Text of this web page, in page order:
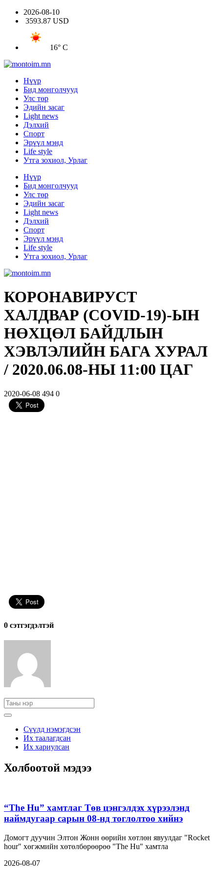
2026-08-10
3593.87 USD
16° C
Нүүр
Бид монголчууд
Улс төр
Эдийн засаг
Light news
Дэлхий
Спорт
Эрүүл мэнд
Life style
Утга зохиол, Урлаг
Нүүр
Бид монголчууд
Улс төр
Эдийн засаг
Light news
Дэлхий
Спорт
Эрүүл мэнд
Life style
Утга зохиол, Урлаг
КОРОНАВИРУСТ
ХАЛДВАР (COVID-19)-ЫН
НӨХЦӨЛ БАЙДЛЫН
ХЭВЛЭЛИЙН БАГА ХУРАЛ
/ 2020.06.08-НЫ 11:00 ЦАГ
2020-06-08 494 0
0 cэтгэгдэлтэй
Сүүлд нэмэгдсэн
Их таалагдсан
Их хариулсан
Холбоотой мэдээ
“The Hu” хамтлаг Төв цэнгэлдэх хүрээлэнд
наймдугаар сарын 08-нд тоглолтоо хийнэ
Домогт дуучин Элтон Жонн өөрийн хөтлөн явуулдаг "Rocket
hour" хөгжмийн хөтөлбөрөөрөө "The Hu" хамтла
2026-08-07